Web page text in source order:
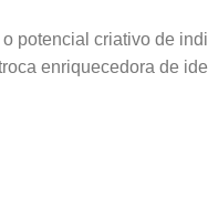
potencial criativo de
enriquecedora de